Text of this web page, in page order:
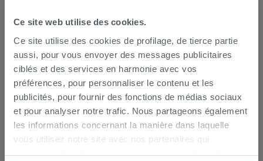
Ce site web utilise des cookies.
Ce site utilise des cookies de profilage, de tierce partie
aussi, pour vous envoyer des messages publicitaires
ciblés et des services en harmonie avec vos
préférences, pour personnaliser le contenu et les
publicités, pour fournir des fonctions de médias sociaux
et pour analyser notre trafic. Nous partageons également
les informations concernant la manière dans laquelle
vous utilisez notre site avec nos partenaires qui
s’occupent d’analyser les données Internet, les publicités
Lot de 2 coudes sous lavabo 45° laiton